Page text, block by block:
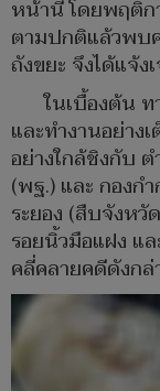
หน้านี้ โดยพฤติก
ตามปกติแล้วพบ
ถังขยะ จึงได้แจ้ง
ในเบื้องต้น ท
และทำงานอย่าง
อย่างใกล้ชิงกับ
(พฐ.) และ กองก
ระยอง (สืบจังหวั
รอยนิ้วมือแฝง แ
คลี่คลายคดีดังกล่